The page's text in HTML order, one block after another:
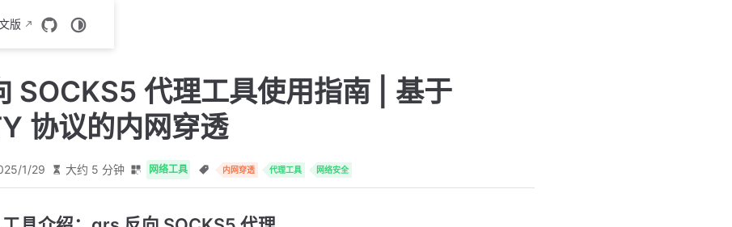
版
SOCKS5 代理工具使用指南 | 基于
协议的内网穿透
1/29 大约 5 分钟 网络工具 内网穿透 代理工具 网络安全